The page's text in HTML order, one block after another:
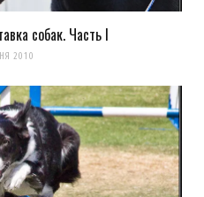
собак. Часть I
2010